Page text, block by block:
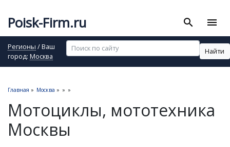
Poisk-Firm.ru search menu
Регионы / Ваш
город: Москва
Найти
Главная » Москва » » »
Мотоциклы, мототехника
Москвы